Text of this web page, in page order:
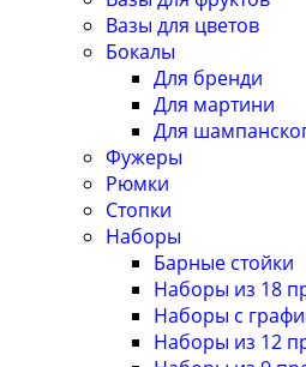
Вазы для цветов
Бокалы
Для бренди
Для мартини
Для
Фужеры
Рюмки
Стопки
Наборы
Барные стойки
Наборы из 18
Наборы с
Наборы из 12